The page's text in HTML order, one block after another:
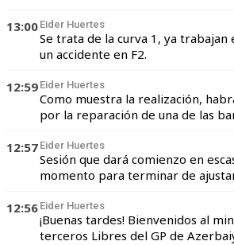
13:00 Eider Huertes
Se trata de la curva 1, ya
un accidente en F2.
12:59 Eider Huertes
Como muestra la realización,
por la reparación de una de las
12:57 Eider Huertes
Sesión que dará comienzo en
momento para terminar de
12:56 Eider Huertes
¡Buenas tardes! Bienvenidos al
terceros Libres del GP de